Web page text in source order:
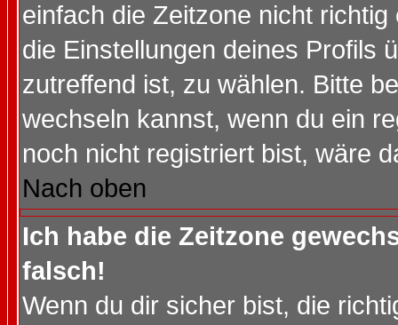
einfach die Zeitzone nicht
die Einstellungen deines Profils
zutreffend ist, zu wählen. Bitte
wechseln kannst, wenn du ein
noch nicht registriert bist, wäre
Nach oben
Ich habe die Zeitzone
falsch!
Wenn du dir sicher bist, die